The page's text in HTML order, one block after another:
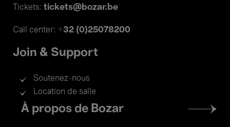
Tickets: tickets@bozar.be
Call center: +32 (0)25078200
Join & Support
Soutenez-nous
Location de salle
Footer
menu
À propos de Bozar